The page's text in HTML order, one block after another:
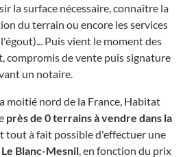
la surface nécessaire, connaître la
du terrain ou encore les services
Puis vient le moment des
compromis de vente puis signature
un notaire.
moitié nord de la France, Habitat
près de 0 terrains à vendre dans la
tout à fait possible d'effectuer une
Blanc-Mesnil, en fonction du prix